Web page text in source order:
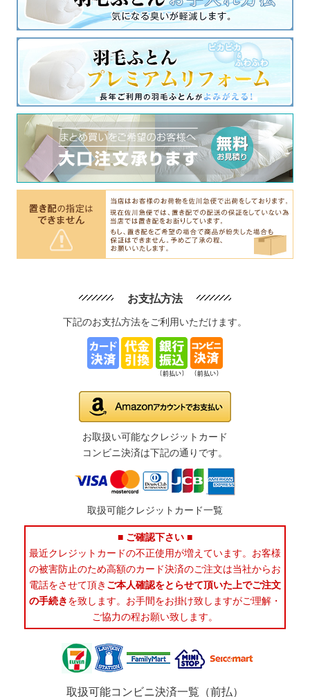
お支払方法
下記のお支払方法をご利用いただけます。
お取扱い可能なクレジットカード
コンビニ決済は下記の通りです。
取扱可能クレジットカード一覧
■ ご確認下さい ■
最近クレジットカードの不正使用が増えています。お客様
の被害防止のため高額のカード決済のご注文は当社からお
電話をさせて頂き ご本人確認をとらせて頂いた上でご注文
の手続きを致します。お手間をお掛け致しますがご理解・
ご協力の程お願い致します。
取扱可能コンビニ決済一覧（前払）